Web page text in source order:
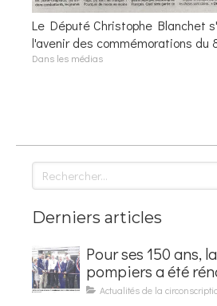
Le Député Christophe Blanchet
l'avenir des commémorations du
Dans les médias
Rechercher
Derniers articles
Pour ses 150 ans,
pompiers a été
baptisée au nom
Actualités de la